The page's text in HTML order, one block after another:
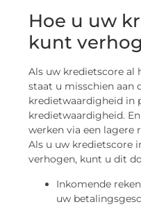
Hoe u uw
kunt
Als uw kredietscore al
staat u misschien aan
kredietwaardigheid in
kredietwaardigheid.
werken via een lagere
Als u uw kredietscore
verhogen, kunt u dit
Inkomende
uw